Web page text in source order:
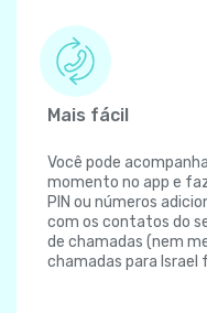
Mais fácil
Você pode
momento no app e
PIN ou números
com os contatos do
de chamadas (nem
chamadas para Israel